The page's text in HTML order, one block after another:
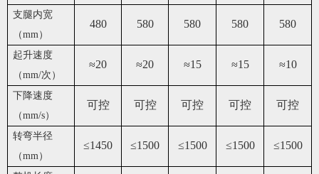
支腿内宽
（mm）
480 580 580 580 580
起升速度
（mm/次）
≈20 ≈20 ≈15 ≈15 ≈10
下降速度
（mm/s）
可控 可控 可控 可控 可控
转弯半径
（mm）
≤1450 ≤1500 ≤1500 ≤1500 ≤1500